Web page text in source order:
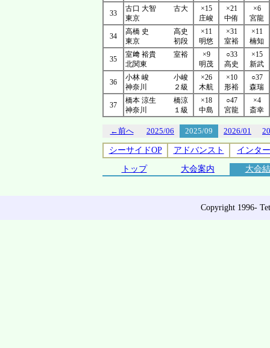
33
古口 大智
東京
古大
×15
庄峻
×21
中侑
×6
宮龍
34
高橋 史
東京
高史
初段
×11
明悠
×31
室裕
×11
楠知
35
室﨑 裕貴
北関東
室裕
×9
明茂
○33
高史
×15
新武
36
小林 峻
神奈川
小峻
２級
×26
木航
×10
形裕
○37
森瑞
37
橋本 涼生
神奈川
橋涼
１級
×18
中島
○47
宮龍
×4
斎幸
←前へ 2025/06 2025/09 2026/01
シーサイドOP アドバンスト インタ
トップ 大会案内 大会
Copyright 1996-